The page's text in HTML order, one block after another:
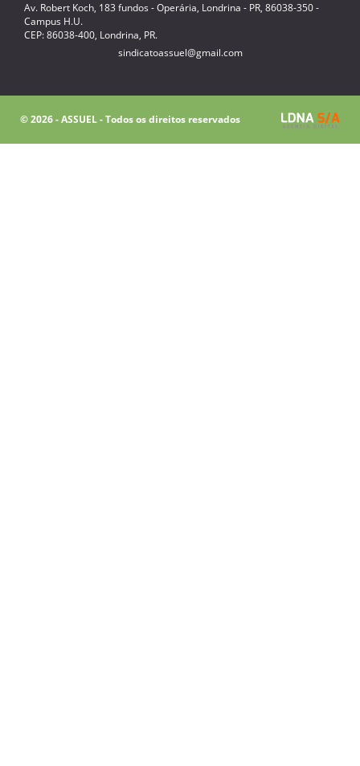
Av. Robert Koch, 183 fundos - Operária, Londrina - PR, 86038-350 -
Campus H.U.
CEP: 86038-400, Londrina, PR.
sindicatoassuel@gmail.com
© 2026 - ASSUEL - Todos os direitos reservados